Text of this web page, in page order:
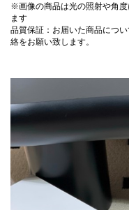
※画像の商品は光の照射や角
ます
品質保証：お届いた商品につ
絡をお願い致します。